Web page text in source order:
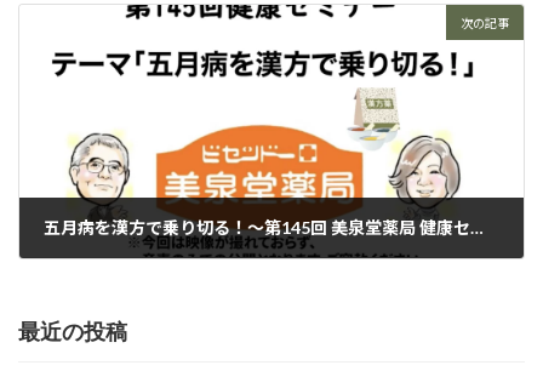
次の記事
五月病を漢方で乗り切る！〜第145回 美泉堂薬局 健康セミナーより〜
最近の投稿